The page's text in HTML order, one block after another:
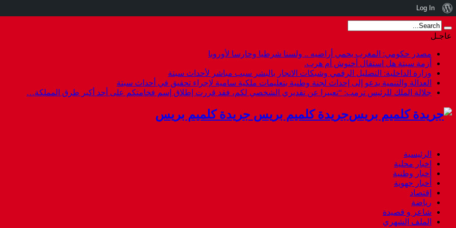
عاجـل
مصدر حكومي: المغرب يحمي أراضيه .. ولسنا شرطيا وحارسا لأوروبا
أزمة سبتة هل استقال أخنوش أم هرب.
وزارة الداخلية: التضليل الرقمي وشبكات الاتجار بالبشر سبب مباشر لأحداث سبتة
العدالة والتنمية يدعو إلى إحداث لجنة وطنية بتعليمات ملكية سامية لإجراء تحقيق في أحداث سبتة
جلالة الملك للرئيس ترمب: “تعبيرا عن تقديري الشخصي لكم، فقد قررت إطلاق إسم فخامتكم على أحد أكبر طرق المملكة…
جريدة كلميم بريس جريدة كلميم بريس
الرئيسية
اخبار محلية
أخبار وطنية
أخبار جهوية
إقتصاد
رياضة
شاعر و قصيدة
الملف الشهري
نبذة
عن
ووردبريس
Log In